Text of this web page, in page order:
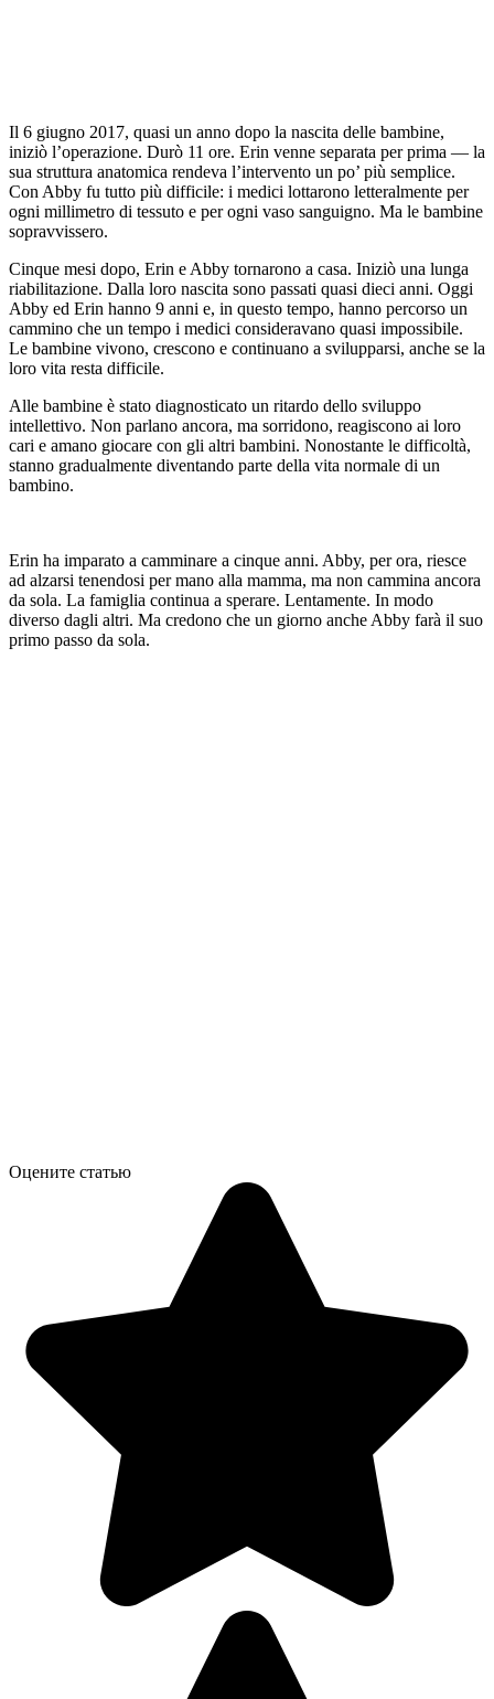
Il 6 giugno 2017, quasi un anno dopo la nascita delle bambine,
iniziò l’operazione. Durò 11 ore. Erin venne separata per prima — la
sua struttura anatomica rendeva l’intervento un po’ più semplice.
Con Abby fu tutto più difficile: i medici lottarono letteralmente per
ogni millimetro di tessuto e per ogni vaso sanguigno. Ma le bambine
sopravvissero.
Cinque mesi dopo, Erin e Abby tornarono a casa. Iniziò una lunga
riabilitazione. Dalla loro nascita sono passati quasi dieci anni. Oggi
Abby ed Erin hanno 9 anni e, in questo tempo, hanno percorso un
cammino che un tempo i medici consideravano quasi impossibile.
Le bambine vivono, crescono e continuano a svilupparsi, anche se la
loro vita resta difficile.
Alle bambine è stato diagnosticato un ritardo dello sviluppo
intellettivo. Non parlano ancora, ma sorridono, reagiscono ai loro
cari e amano giocare con gli altri bambini. Nonostante le difficoltà,
stanno gradualmente diventando parte della vita normale di un
bambino.
Erin ha imparato a camminare a cinque anni. Abby, per ora, riesce
ad alzarsi tenendosi per mano alla mamma, ma non cammina ancora
da sola. La famiglia continua a sperare. Lentamente. In modo
diverso dagli altri. Ma credono che un giorno anche Abby farà il suo
primo passo da sola.
Оцените статью